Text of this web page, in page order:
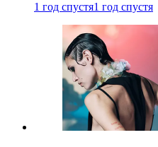
1 год спустя1 год спустя